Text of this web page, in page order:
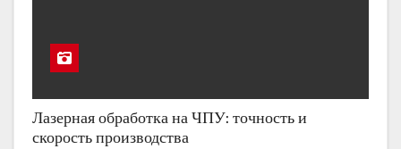
Лазерная обработка на ЧПУ: точность и
скорость производства